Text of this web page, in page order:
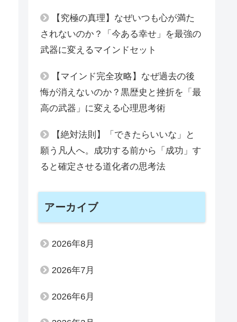
【究極の真理】なぜいつも心が満た
されないのか？「今ある幸せ」を最強の
武器に変えるマインドセット
【マインド完全攻略】なぜ過去の後
悔が消えないのか？黒歴史と挫折を「最
高の武器」に変える心理思考術
【絶対法則】「できたらいいな」と
願う凡人へ。成功する前から「成功」す
ると確定させる道化者の思考法
アーカイブ
2026年8月
2026年7月
2026年6月